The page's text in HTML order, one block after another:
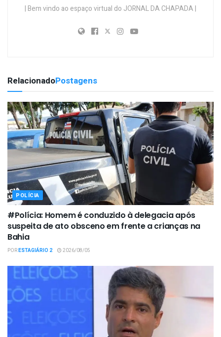
| Bem vindo ao espaço virtual do JORNAL DA CHAPADA |
RelacionadoPostagens
POLÍCIA
#Polícia: Homem é conduzido à delegacia após
suspeita de ato obsceno em frente a crianças na
Bahia
PORESTAGIÁRIO 2 2026/08/05